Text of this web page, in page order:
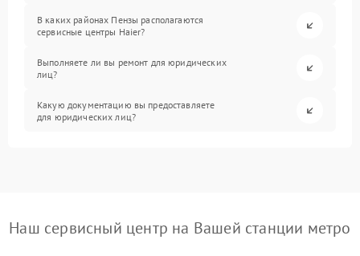
В каких районах Пензы располагаются
сервисные центры Haier?
Выполняете ли вы ремонт для юридических
лиц?
Какую документацию вы предоставляете
для юридических лиц?
Наш сервисный центр на Вашей станции метро